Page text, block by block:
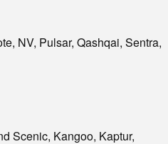
NV, Pulsar, Qashqai, Sentra,
Scenic, Kangoo, Kaptur,